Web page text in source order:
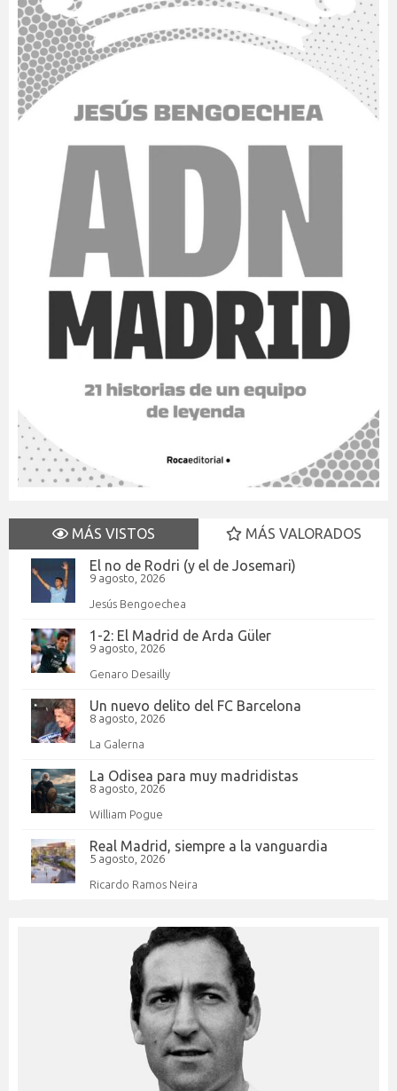
MÁS VISTOS
MÁS VALORADOS
El no de Rodri (y el de Josemari)
9 agosto, 2026
Jesús Bengoechea
1-2: El Madrid de Arda Güler
9 agosto, 2026
Genaro Desailly
Un nuevo delito del FC Barcelona
8 agosto, 2026
La Galerna
La Odisea para muy madridistas
8 agosto, 2026
William Pogue
Real Madrid, siempre a la vanguardia
5 agosto, 2026
Ricardo Ramos Neira